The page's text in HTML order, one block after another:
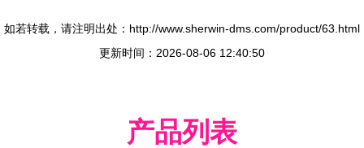
如若转载，请注明出处：http://www.sherwin-dms.com/product/63.html
更新时间：2026-08-06 12:40:50
产品列表